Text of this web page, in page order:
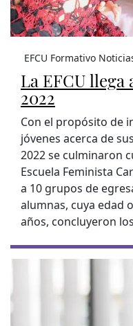
EFCU Formativo
La EFCU llega
2022
Con el propósito de
jóvenes acerca de
2022 se culminaron
Escuela Feminista
a 10 grupos de
alumnas, cuya edad
años, concluyeron